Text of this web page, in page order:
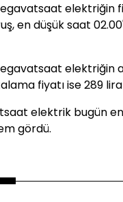
elektriğin
en düşük saat
elektriğin
fiyatı ise 289
elektrik bugün en
gördü.